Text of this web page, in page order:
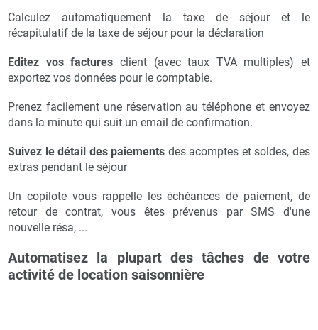
Calculez automatiquement la taxe de séjour et le
récapitulatif de la taxe de séjour pour la déclaration
Editez vos factures client (avec taux TVA multiples) et
exportez vos données pour le comptable.
Prenez facilement une réservation au téléphone et envoyez
dans la minute qui suit un email de confirmation.
Suivez le détail des paiements des acomptes et soldes, des
extras pendant le séjour
Un copilote vous rappelle les échéances de paiement, de
retour de contrat, vous êtes prévenus par SMS d'une
nouvelle résa, ...
Automatisez la plupart des tâches de votre
activité de location saisonnière